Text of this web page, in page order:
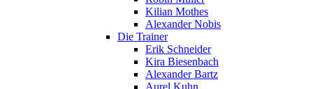
Kilian Mothes
Alexander Nobis
Die Trainer
Erik Schneider
Kira Biesenbach
Alexander Bartz
Aurel Kuhn